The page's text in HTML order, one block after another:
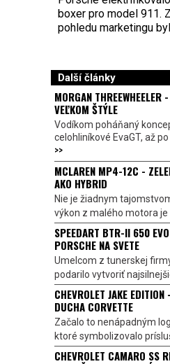
boxer pro model 911.
pohledu marketingu
Další články
MORGAN THREEWHEELER
VEĽKOM ŠTÝLE
Vodíkom poháňaný
celohliníkové EvaGT, až
>>
MCLAREN MP4-12C -
AKO HYBRID
Nie je žiadnym
výkon z malého motora je
SPEEDART BTR-II 650
PORSCHE NA SVETE
Umelcom z tunerskej
podarilo vytvoriť
CHEVROLET JAKE EDITION
DUCHA CORVETTE
Začalo to nenápadným
ktoré symbolizovalo
CHEVROLET CAMARO SS